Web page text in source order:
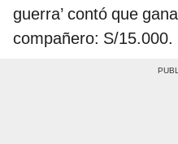
guerra’ contó que
compañero: S/15.000.